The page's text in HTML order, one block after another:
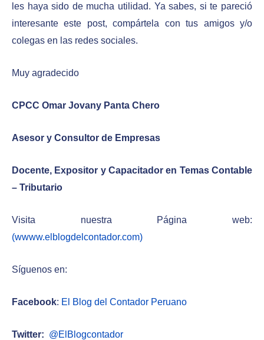
les haya sido de mucha utilidad. Ya sabes, si te pareció
interesante este post, compártela con tus amigos y/o
colegas en las redes sociales.
Muy agradecido
CPCC Omar Jovany Panta Chero
Asesor y Consultor de Empresas
Docente, Expositor y Capacitador en Temas Contable
– Tributario
Visita nuestra Página web:
(wwww.elblogdelcontador.com)
Síguenos en:
Facebook: El Blog del Contador Peruano
Twitter: @ElBlogcontador